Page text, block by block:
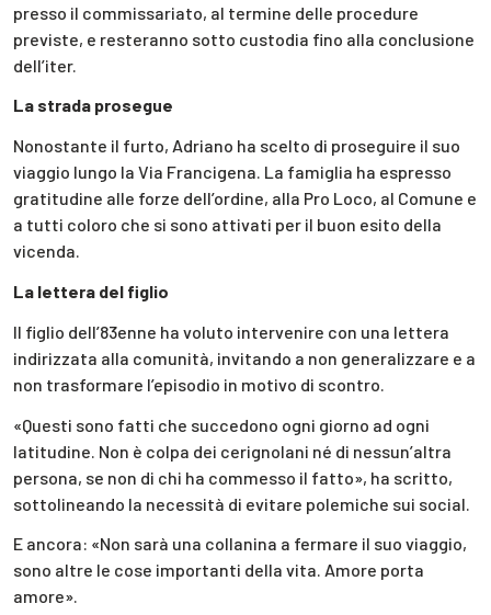
presso il commissariato, al termine delle procedure
previste, e resteranno sotto custodia fino alla conclusione
dell’iter.
La strada prosegue
Nonostante il furto, Adriano ha scelto di proseguire il suo
viaggio lungo la Via Francigena. La famiglia ha espresso
gratitudine alle forze dell’ordine, alla Pro Loco, al Comune e
a tutti coloro che si sono attivati per il buon esito della
vicenda.
La lettera del figlio
Il figlio dell’83enne ha voluto intervenire con una lettera
indirizzata alla comunità, invitando a non generalizzare e a
non trasformare l’episodio in motivo di scontro.
«Questi sono fatti che succedono ogni giorno ad ogni
latitudine. Non è colpa dei cerignolani né di nessun’altra
persona, se non di chi ha commesso il fatto», ha scritto,
sottolineando la necessità di evitare polemiche sui social.
E ancora: «Non sarà una collanina a fermare il suo viaggio,
sono altre le cose importanti della vita. Amore porta
amore».